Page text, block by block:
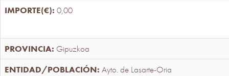
0,00
Gipuzkoa
Ayto. de Lasarte-Oria